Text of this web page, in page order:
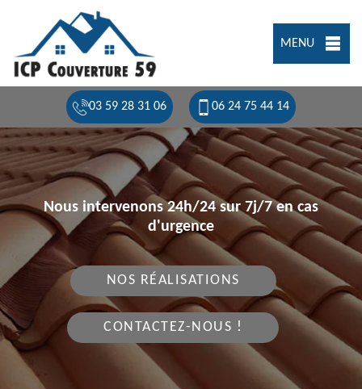
MENU
03 59 28 31 06 06 24 75 44 14
Nous intervenons 24h/24 sur 7j/7 en cas
d'urgence
NOS RÉALISATIONS
CONTACTEZ-NOUS !